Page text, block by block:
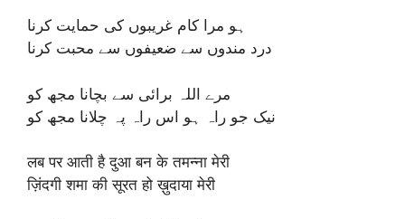
ہو مرا کام غریبوں کی حمایت کرنا
درد مندوں سے ضعیفوں سے محبت کرنا
مرے اللہ برائی سے بچانا مجھ کو
نیک جو راہ ہو اس راہ پہ چلانا مجھ کو
लब पर आती है दुआ बन के तमन्ना मेरी
ज़िंदगी शमा की सूरत हो ख़ुदाया मेरी